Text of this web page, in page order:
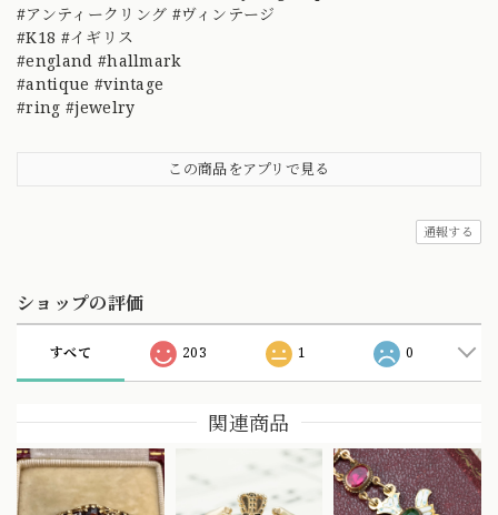
#アンティークリング #ヴィンテージ
#K18 #イギリス
#england #hallmark
#antique #vintage
#ring #jewelry
この商品をアプリで見る
通報する
ショップの評価
すべて 203 1 0
関連商品